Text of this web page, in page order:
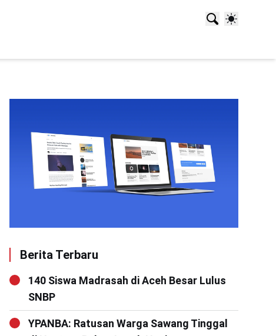
Berita Terbaru
140 Siswa Madrasah di Aceh Besar Lulus
SNBP
YPANBA: Ratusan Warga Sawang Tinggal